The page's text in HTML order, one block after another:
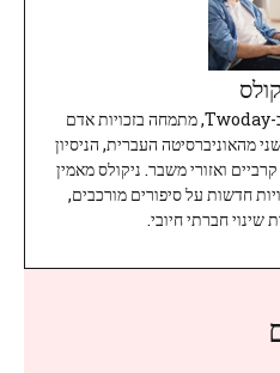
ניקולס, עיתונאי ותיק ומוערך ב-Twoday, מתמחה בזכויות אדם
מהאוניברסיטה העברית, הניסיון
ואזורי משבר. ניקולס מאמין
חדשות על סיפורים מורכבים,
שינוי חברתי חיובי.